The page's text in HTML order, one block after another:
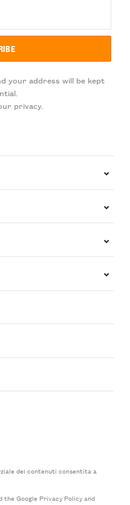
your address will be kept
privacy.
dei contenuti consentita a
the Google Privacy Policyand